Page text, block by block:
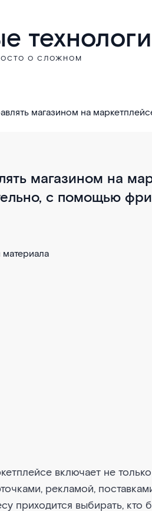
О СЛОЖНОМ
магазином на
магазином на
с помощью
включает не
рекламой,
приходится выбирать, кто